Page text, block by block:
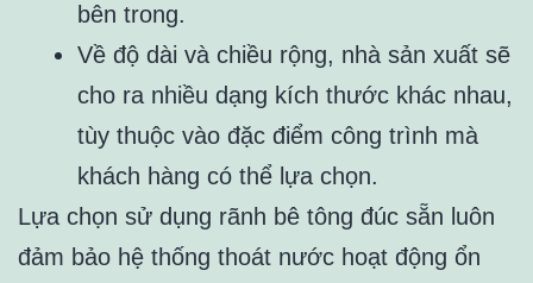
bên trong.
Về độ dài và chiều rộng, nhà sản xuất sẽ
cho ra nhiều dạng kích thước khác nhau,
tùy thuộc vào đặc điểm công trình mà
khách hàng có thể lựa chọn.
Lựa chọn sử dụng rãnh bê tông đúc sẵn luôn
đảm bảo hệ thống thoát nước hoạt động ổn